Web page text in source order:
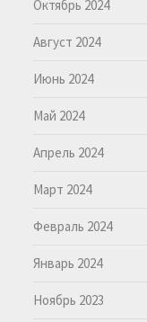
Октябрь 2024
Август 2024
Июнь 2024
Май 2024
Апрель 2024
Март 2024
Февраль 2024
Январь 2024
Ноябрь 2023